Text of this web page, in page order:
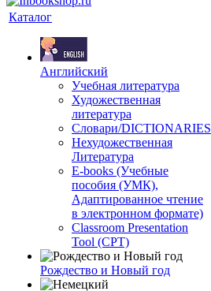
Каталог
Английский
Учебная литература
Художественная
литература
Словари/DICTIONARIES
Нехудожественная
Литература
E-books (Учебные
пособия (УМК),
Адаптированное чтение
в электронном формате)
Classroom Presentation
Tool (CPT)
Рождество и Новый год